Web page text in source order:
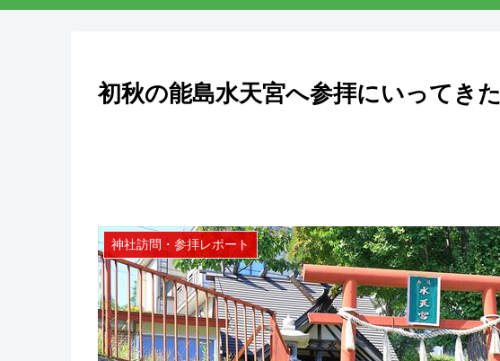
初秋の能島水天宮へ参拝にいってきた
神社訪問・参拝レポート